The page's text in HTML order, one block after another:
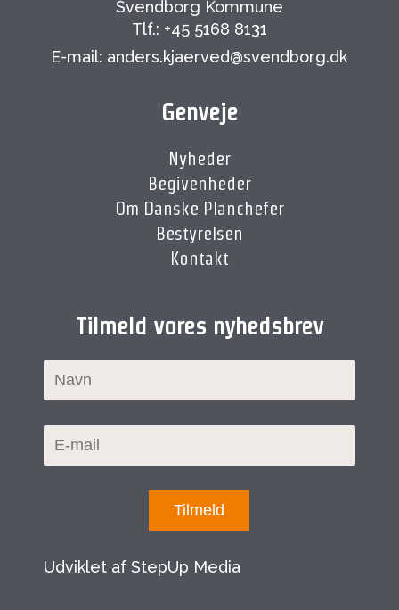
Svendborg Kommune
Tlf.: +45 5168 8131
E-mail: anders.kjaerved@svendborg.dk
Genveje
Nyheder
Begivenheder
Om Danske Planchefer
Bestyrelsen
Kontakt
Tilmeld vores nyhedsbrev
Tilmeld
Udviklet af StepUp Media